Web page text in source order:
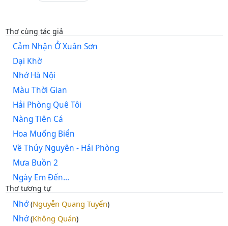
Thơ cùng tác giả
Cảm Nhận Ở Xuân Sơn
Dại Khờ
Nhớ Hà Nội
Màu Thời Gian
Hải Phòng Quê Tôi
Nàng Tiên Cá
Hoa Muống Biển
Về Thủy Nguyên - Hải Phòng
Mưa Buồn 2
Ngày Em Đến...
Thơ tương tự
Nhớ(Nguyễn Quang Tuyển)
Nhớ(Không Quán)